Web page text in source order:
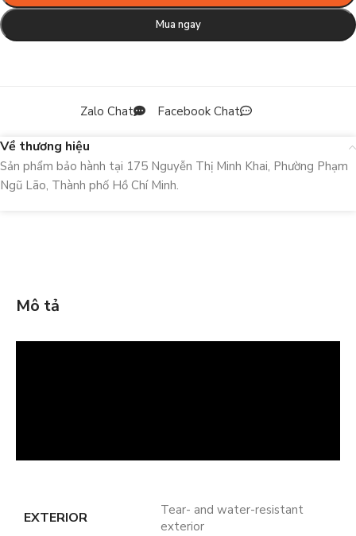
Mua ngay
Zalo Chat Facebook Chat
Về thương hiệu
Sản phẩm bảo hành tại 175 Nguyễn Thị Minh Khai, Phường Phạm
Ngũ Lão, Thành phố Hồ Chí Minh.
Mô tả
EXTERIOR
Tear- and water-resistant
exterior